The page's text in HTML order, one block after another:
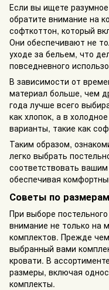
Если вы ищете
обратите внимание на
софткоттон, который
Они обеспечивают не
уходе за бельем, что
повседневного
В зависимости от
материал больше, чем
года лучше всего
как хлопок, а в
варианты, такие как
Таким образом,
легко выбрать
соответствовать
обеспечивая
Советы по
При выборе
внимание не только на
комплектов. Прежде
выбранный вами
кровати. В
размеры, включая
комплекты.